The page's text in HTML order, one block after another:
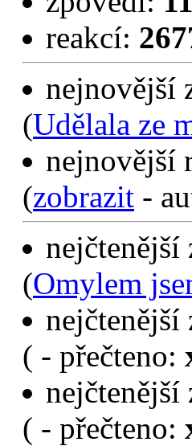
reakcí:
nejnovější
(Udělala ze
nejnovější
(zobrazit -
(Omylem
nejčtenější
( - přečteno:
nejčtenější
( - přečteno: